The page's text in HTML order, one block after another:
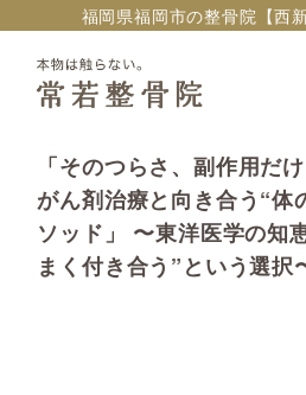
福岡県福岡市の整骨院【西
「そのつらさ、副作用だ
がん剤治療と向き合う“体
ソッド」 〜東洋医学の知
まく付き合う”という選択